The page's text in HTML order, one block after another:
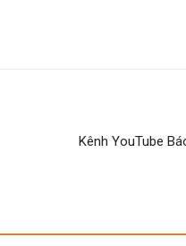
Kênh YouTube